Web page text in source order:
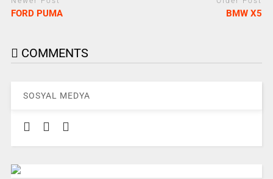
FORD PUMA BMW X5
COMMENTS
SOSYAL MEDYA